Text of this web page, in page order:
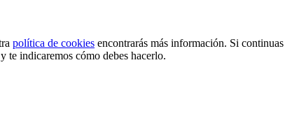
política de cookies encontrarás más información. Si continuas
te indicaremos cómo debes hacerlo.